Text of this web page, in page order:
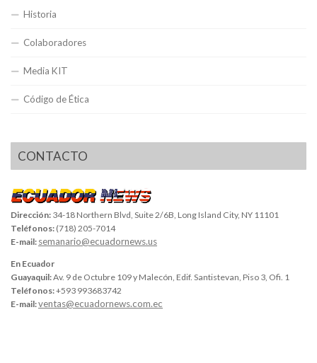
Historia
Colaboradores
Media KIT
Código de Ética
CONTACTO
Dirección: 34-18 Northern Blvd, Suite 2/6B, Long Island City, NY 11101
Teléfonos: (718) 205-7014
E-mail: semanario@ecuadornews.us
En Ecuador
Guayaquil:Av. 9 de Octubre 109 y Malecón, Edif. Santistevan, Piso 3, Ofi. 1
Teléfonos:+593 993683742
E-mail:ventas@ecuadornews.com.ec